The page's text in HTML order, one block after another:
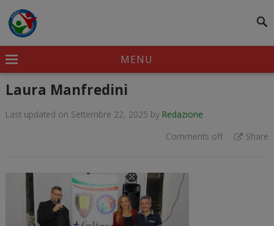
MENU
Laura Manfredini
Last updated on Settembre 22, 2025 by Redazione
Comments off
Share